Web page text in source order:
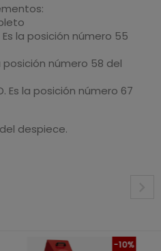
la posición número 55
posición número 58 del
Es la posición número 67
despiece.
-10%